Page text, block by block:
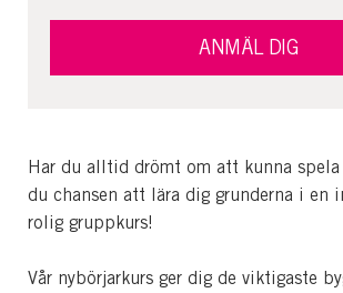
Har du alltid drömt om att kunna spela
du chansen att lära dig grunderna i en
rolig gruppkurs!
Vår nybörjarkurs ger dig de viktigaste
ANMÄL DIG